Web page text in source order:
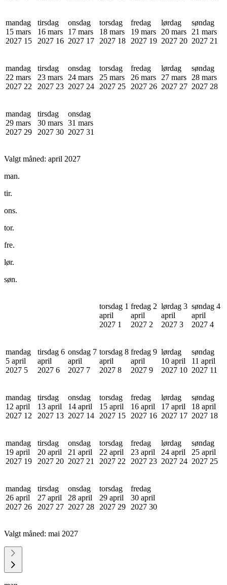
mandag
15 mars
2027 15
tirsdag
16 mars
2027 16
onsdag
17 mars
2027 17
torsdag
18 mars
2027 18
fredag
19 mars
2027 19
lørdag
20 mars
2027 20
søndag
21 mars
2027 21
mandag
22 mars
2027 22
tirsdag
23 mars
2027 23
onsdag
24 mars
2027 24
torsdag
25 mars
2027 25
fredag
26 mars
2027 26
lørdag
27 mars
2027 27
søndag
28 mars
2027 28
mandag
29 mars
2027 29
tirsdag
30 mars
2027 30
onsdag
31 mars
2027 31
Valgt måned: april 2027
man.
tir.
ons.
tor.
fre.
lør.
søn.
torsdag 1
april
2027 1
fredag 2
april
2027 2
lørdag 3
april
2027 3
søndag 4
april
2027 4
mandag
5 april
2027 5
tirsdag 6
april
2027 6
onsdag 7
april
2027 7
torsdag 8
april
2027 8
fredag 9
april
2027 9
lørdag
10 april
2027 10
søndag
11 april
2027 11
mandag
12 april
2027 12
tirsdag
13 april
2027 13
onsdag
14 april
2027 14
torsdag
15 april
2027 15
fredag
16 april
2027 16
lørdag
17 april
2027 17
søndag
18 april
2027 18
mandag
19 april
2027 19
tirsdag
20 april
2027 20
onsdag
21 april
2027 21
torsdag
22 april
2027 22
fredag
23 april
2027 23
lørdag
24 april
2027 24
søndag
25 april
2027 25
mandag
26 april
2027 26
tirsdag
27 april
2027 27
onsdag
28 april
2027 28
torsdag
29 april
2027 29
fredag
30 april
2027 30
Valgt måned: mai 2027